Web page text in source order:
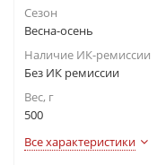
Сезон
Весна-осень
Наличие ИК-ремиссии
Без ИК ремиссии
Вес, г
500
Все характеристики